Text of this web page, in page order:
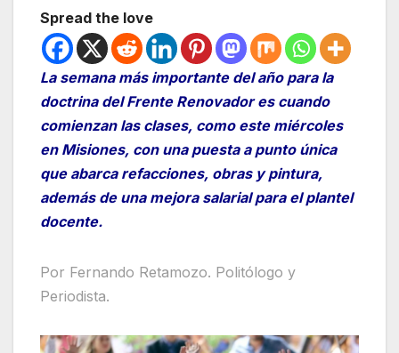
Spread the love
La semana más importante del año para la
doctrina del Frente Renovador es cuando
comienzan las clases, como este miércoles
en Misiones, con una puesta a punto única
que abarca refacciones, obras y pintura,
además de una mejora salarial para el plantel
docente.
Por Fernando Retamozo. Politólogo y
Periodista.